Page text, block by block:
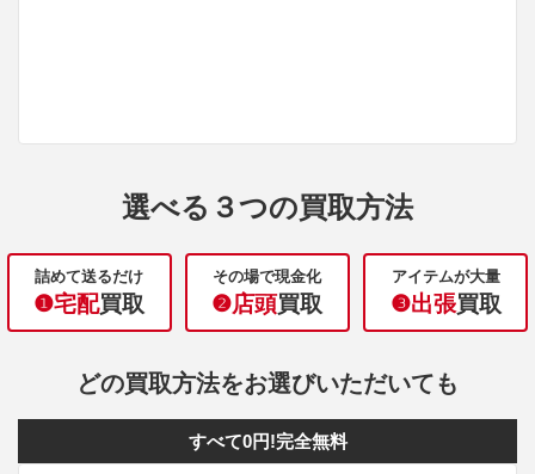
選べる３つの買取方法
詰めて送るだけ
❶宅配買取
その場で現金化
❷店頭買取
アイテムが大量
❸出張買取
どの買取方法をお選びいただいても
すべて0円!完全無料